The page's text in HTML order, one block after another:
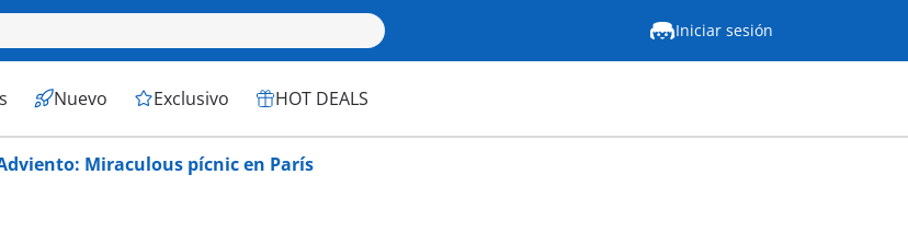
Iniciar sesión
Nuevo Exclusivo HOT DEALS
Miraculous pícnic en París